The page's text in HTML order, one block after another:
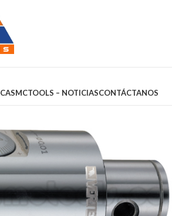
MCTOOLS – NOTICIASCONTÁCTANOS